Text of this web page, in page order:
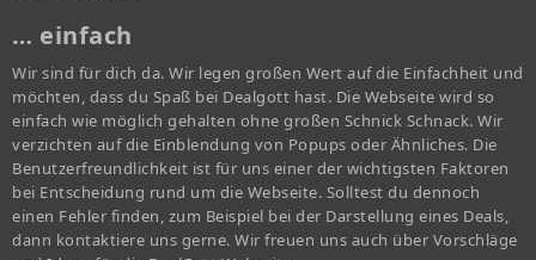
… einfach
Wir sind für dich da. Wir legen großen Wert auf die Einfachheit und
möchten, dass du Spaß bei Dealgott hast. Die Webseite wird so
einfach wie möglich gehalten ohne großen Schnick Schnack. Wir
verzichten auf die Einblendung von Popups oder Ähnliches. Die
Benutzerfreundlichkeit ist für uns einer der wichtigsten Faktoren
bei Entscheidung rund um die Webseite. Solltest du dennoch
einen Fehler finden, zum Beispiel bei der Darstellung eines Deals,
dann kontaktiere uns gerne. Wir freuen uns auch über Vorschläge